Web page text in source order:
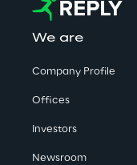
en Sie
mehr
über
Digita
l
We are
Company Profile
Offices
Investors
Newsroom